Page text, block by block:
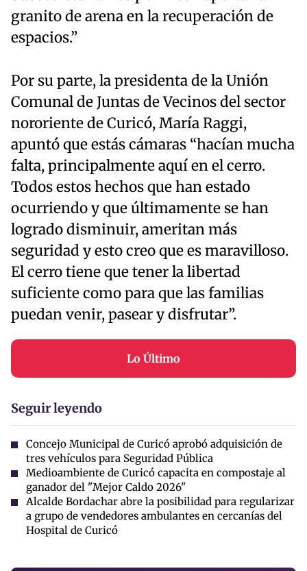
granito de arena en la recuperación de
espacios.”
Por su parte, la presidenta de la Unión
Comunal de Juntas de Vecinos del sector
nororiente de Curicó, María Raggi,
apuntó que estás cámaras “hacían mucha
falta, principalmente aquí en el cerro.
Todos estos hechos que han estado
ocurriendo y que últimamente se han
logrado disminuir, ameritan más
seguridad y esto creo que es maravilloso.
El cerro tiene que tener la libertad
suficiente como para que las familias
puedan venir, pasear y disfrutar”.
Lo Último
Seguir leyendo
Concejo Municipal de Curicó aprobó adquisición de
tres vehículos para Seguridad Pública
Medioambiente de Curicó capacita en compostaje al
ganador del "Mejor Caldo 2026"
Alcalde Bordachar abre la posibilidad para regularizar
a grupo de vendedores ambulantes en cercanías del
Hospital de Curicó